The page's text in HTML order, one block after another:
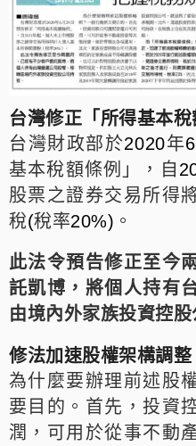
台灣修正「所得基本稅
台灣財政部於2020年6
基本稅額條例」，自
股票之證券交易所得
稅(稅率20%) 。
此法令預告修正至今
託凱博，將個人持有
由境內外家族投資控股
修法加速股權架構調整
為什麼要辦理前述股
要目的。首先，投資
潤，可用於從事不動